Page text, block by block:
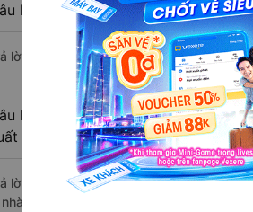
hỏi: Nhà xe đi Sơn Tịnh - Quảng
lời: Chuyến xe có giờ xuất phát trễ
hỏi: Review xe đi Sơn Tịnh -
sắc, cao cấp nhất?
lời: Những hãng xe đi Thanh Khê - Đà
nhà xe Hà Thảo đi Sơn Tịnh - Quảng